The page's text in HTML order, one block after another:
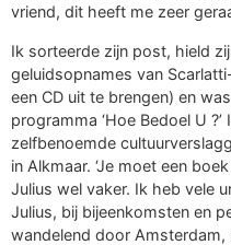
vriend, dit heeft me zeer
Ik sorteerde zijn post, hield
geluidsopnames van
een CD uit te brengen) en
programma ‘Hoe Bedoel U
zelfbenoemde
in Alkmaar. ‘Je moet een
Julius wel vaker. Ik heb vele
Julius, bij bijeenkomsten en
wandelend door Amsterdam,